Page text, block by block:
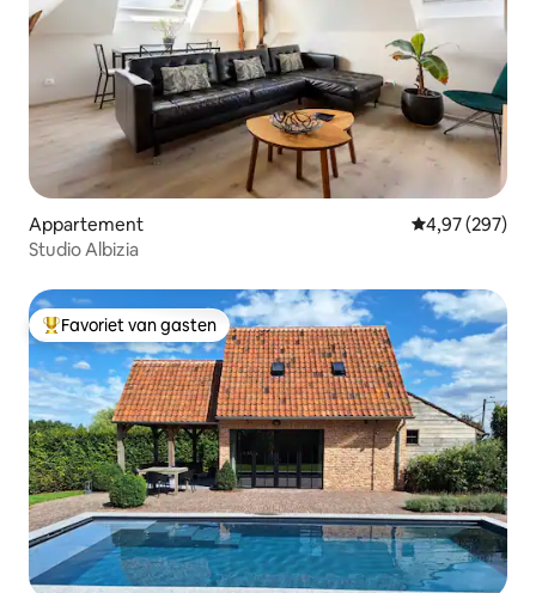
Appartement Gemiddelde
4,97 (297)
Studio Albizia
Topfavoriet van gasten
Favoriet van gasten